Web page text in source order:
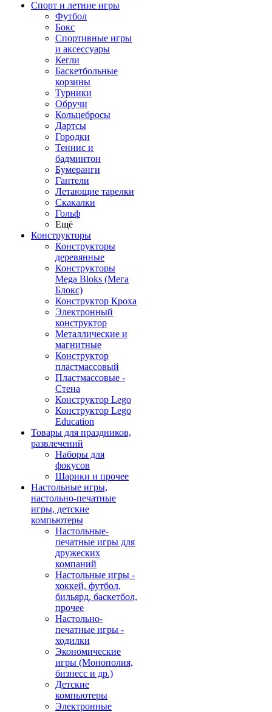
Спорт и летние игры
Футбол
Бокс
Спортивные игры
и аксессуары
Кегли
Баскетбольные
корзины
Турники
Обручи
Кольцебросы
Дартсы
Городки
Теннис и
бадминтон
Бумеранги
Гантели
Летающие тарелки
Скакалки
Гольф
Ещё
Конструкторы
Конструкторы
деревянные
Конструкторы
Mega Bloks (Мега
Блокс)
Конструктор Кроха
Электронный
конструктор
Металлические и
магнитные
Конструктор
пластмассовый
Пластмассовые -
Стена
Конструктор Lego
Конструктор Lego
Education
Товары для праздников,
развлечений
Наборы для
фокусов
Шарики и прочее
Настольные игры,
настольно-печатные
игры, детские
компьютеры
Настольные-
печатные игры для
дружеских
компаний
Настольные игры -
хоккей, футбол,
бильярд, баскетбол,
прочее
Настольно-
печатные игры -
ходилки
Экономические
игры (Монополия,
бизнесс и др.)
Детские
компьютеры
Электронные